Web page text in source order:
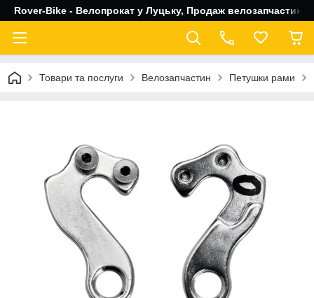
Rover-Bike - Велопрокат у Луцьку, Продаж велозапчастин,
Товари та послуги Велозапчастин Петушки рами